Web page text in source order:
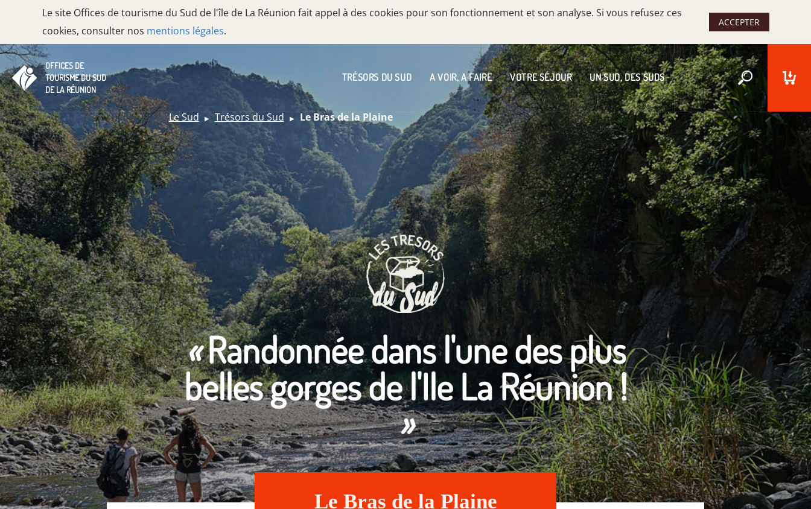
Le site Offices de tourisme du Sud de l'île de La Réunion fait appel à des cookies pour son fonctionnement et son analyse. Si vous refusez ces
cookies, consulter nos mentions légales.
ACCEPTER
OFFICES DE
TOURISME DU SUD
DE LA RÉUNION
TRÉSORS DU SUD A VOIR, A FAIRE VOTRE SÉJOUR UN SUD, DES SUDS
Le Sud Trésors du Sud Le Bras de la Plaine
Randonnée dans l'une des plus
belles gorges de l'Ile La Réunion !
Le Bras de la Plaine